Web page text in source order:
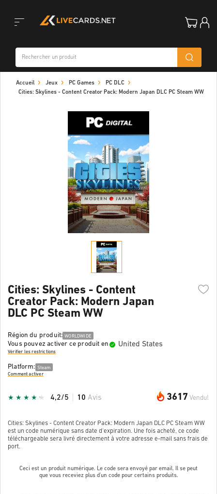
navigation
Accueil Jeux PC Games
PC DLC
Cities: Skylines - Content Creator Pack: Modern Japan DLC PC Steam WW
Cities: Skylines - Content
Creator Pack: Modern Japan
DLC PC Steam WW
Région du produit: WORLDWIDE
Vous pouvez activer ce produit en United States
Vérifier les restrictions
Platform: Steam
Comment activer
3617 Vendu!
4,2/5 10 Avis
Cities: Skylines - Content Creator Pack: Modern Japan DLC PC Steam WW
est un code numérique sans date d'expiration. Une fois acheté, ce code
téléchargeable sera livré directement à votre adresse e-mail sans frais de
port.
Ceci est un produit numérique. Le code sera envoyé par email. Il se peut
que vous receviez plus d'un code pour certains produits.